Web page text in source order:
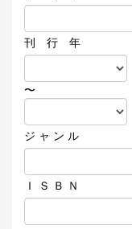
刊 行 年
〜
ジ ャ ン ル
Ｉ Ｓ Ｂ Ｎ